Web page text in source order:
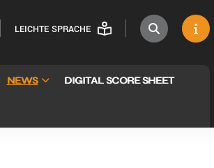
LEICHTE SPRACHE
NEWS DIGITAL SCORE SHEET